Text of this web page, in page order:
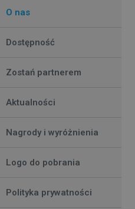
O nas
Dostępność
Zostań partnerem
Aktualności
Nagrody i wyróżnienia
Logo do pobrania
Polityka prywatności